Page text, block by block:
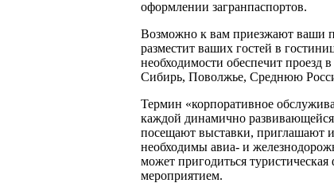
оформлении загранпаспортов.
Возможно к вам приезжают ваши
разместит ваших гостей в
необходимости обеспечит проезд
Сибирь, Поволжье, Среднюю
Термин «корпоративное
каждой динамично развивающейся
посещают выставки, приглашают
необходимы авиа- и
может пригодиться
мероприятием.